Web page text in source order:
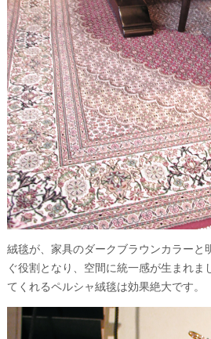
絨毯が、家具のダークブラウンカラーと
ぐ役割となり、空間に統一感が生まれま
てくれるペルシャ絨毯は効果絶大です。